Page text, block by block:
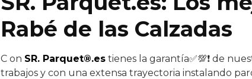
Rabé de las Calzadas
C on SR. Parquet®.es tienes la garantía✅💯❗ de
trabajos y con una extensa trayectoria instalando